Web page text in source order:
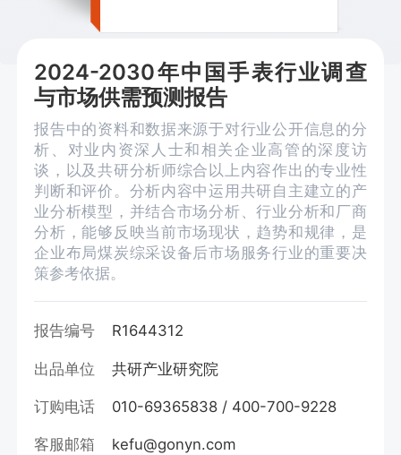
2024-2030年中国手表行业调查
与市场供需预测报告
报告中的资料和数据来源于对行业公开信息的分
析、对业内资深人士和相关企业高管的深度访
谈，以及共研分析师综合以上内容作出的专业性
判断和评价。分析内容中运用共研自主建立的产
业分析模型，并结合市场分析、行业分析和厂商
分析，能够反映当前市场现状，趋势和规律，是
企业布局煤炭综采设备后市场服务行业的重要决
策参考依据。
报告编号 R1644312
出品单位 共研产业研究院
订购电话 010-69365838 / 400-700-9228
客服邮箱 kefu@gonyn.com